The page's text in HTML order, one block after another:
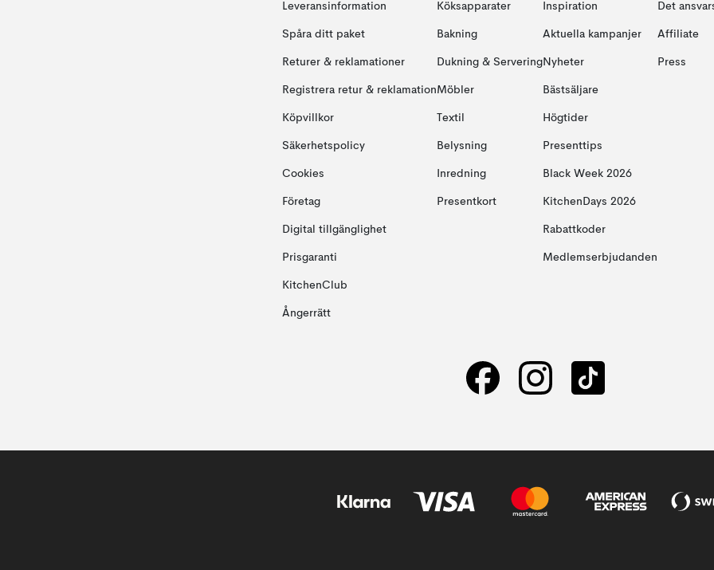
Leveransinformation
Spåra ditt paket
Returer & reklamationer
Registrera retur & reklamation
Köpvillkor
Säkerhetspolicy
Cookies
Företag
Digital tillgänglighet
Prisgaranti
KitchenClub
Ångerrätt
Köksapparater
Bakning
Dukning & Servering
Möbler
Textil
Belysning
Inredning
Presentkort
Inspiration
Aktuella kampanjer
Nyheter
Bästsäljare
Högtider
Presenttips
Black Week 2026
KitchenDays 2026
Rabattkoder
Medlemserbjudanden
Det
Affiliate
Press